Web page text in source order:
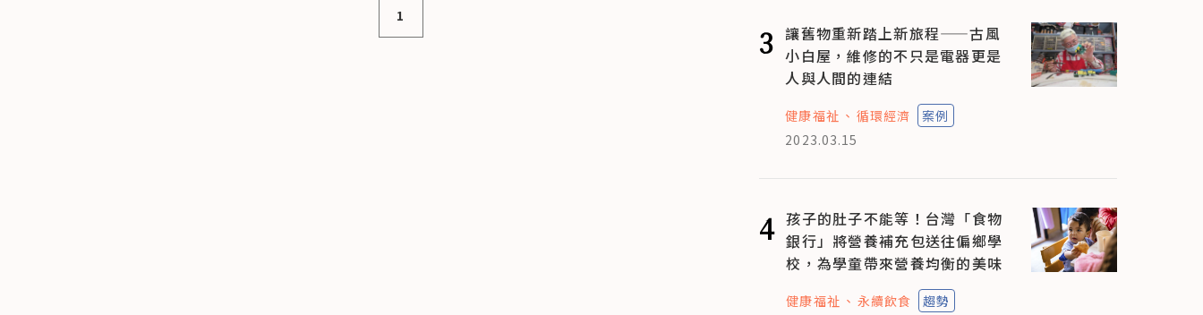
1
3 讓舊物重新踏上新旅程——古風
小白屋，維修的不只是電器更是
人與人間的連結
健康福祉 循環經濟
案例
2023.03.15
4 孩子的肚子不能等！台灣「食物
銀行」將營養補充包送往偏鄉學
校，為學童帶來營養均衡的美味
健康福祉 永續飲食
趨勢